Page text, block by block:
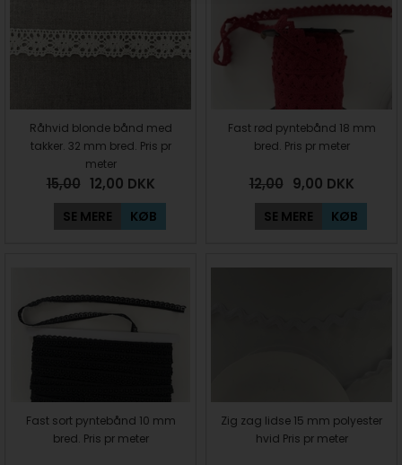
Råhvid blonde bånd med
takker. 32 mm bred. Pris pr
meter
15,00 12,00 DKK
SE MERE KØB
Fast rød pyntebånd 18 mm
bred. Pris pr meter
12,00 9,00 DKK
SE MERE KØB
Fast sort pyntebånd 10 mm
bred. Pris pr meter
Zig zag lidse 15 mm polyester
hvid Pris pr meter